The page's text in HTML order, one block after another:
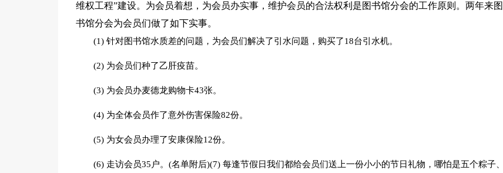
维权工程”建设。为会员着想，为会员办实事，维护会员的合法权利是图书馆分会的工作原则。两年来图
书馆分会为会员们做了如下实事。
(1) 针对图书馆水质差的问题，为会员们解决了引水问题，购买了18台引水机。
(2) 为会员们种了乙肝疫苗。
(3) 为会员办麦德龙购物卡43张。
(4) 为全体会员作了意外伤害保险82份。
(5) 为女会员办理了安康保险12份。
(6) 走访会员35户。(名单附后)(7) 每逢节假日我们都给会员们送上一份小小的节日礼物，哪怕是五个粽子、